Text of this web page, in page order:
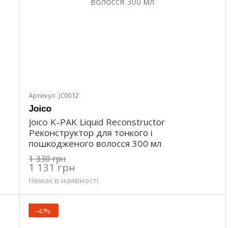
Артикул: JC0012
Joico
Joico K-PAK Liquid Reconstructor
Реконструктор для тонкого і
пошкодженого волосся 300 мл
1 330 грн
1 131 грн
Немає в наявності
−47%